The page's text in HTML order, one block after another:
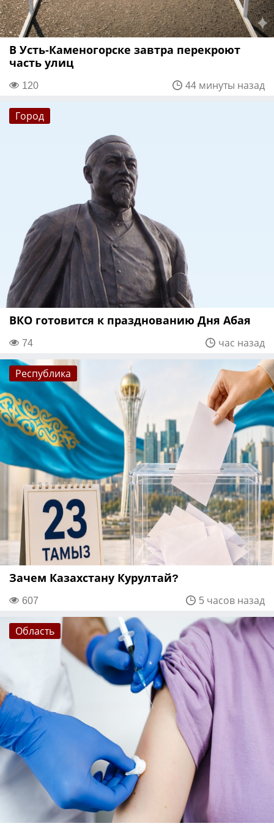
В Усть-Каменогорске завтра перекроют
часть улиц
120 44 минуты назад
Город
ВКО готовится к празднованию Дня Абая
74 час назад
Республика
Зачем Казахстану Курултай?
607 5 часов назад
Область